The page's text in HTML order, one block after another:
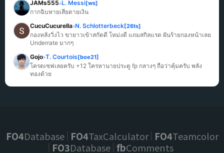
JAMs555»L. Messi[ws]
กากฉิบหายเสียดายเงิน
CucuCucurella»N. Schlotterbeck[26ts]
กองหลังวิ่งไว ขายาวเข้าสกัดดี โหม่งดี แถมสกิลแรด ฝันร้ายกองหน้าเลย
Underrate มากๆ
Gojo»T. Courtois[boe21]
โครตเซฟเลยครับ +12 ใครหานายประตู fp กลางๆ ถือว่าคุ้มครับ พลัง
ทองด้วย
FO4Database FO4TaxCalculator FO4Teamcolor
FO3Database fbComments